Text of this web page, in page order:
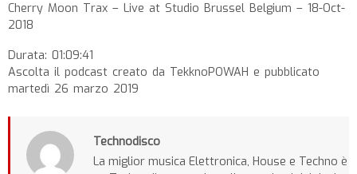
Cherry Moon Trax – Live at Studio Brussel Belgium – 18-Oct-
2018
Durata: 01:09:41
Ascolta il podcast creato da TekknoPOWAH e pubblicato
martedì 26 marzo 2019
Technodisco
La miglior musica Elettronica, House e Techno è